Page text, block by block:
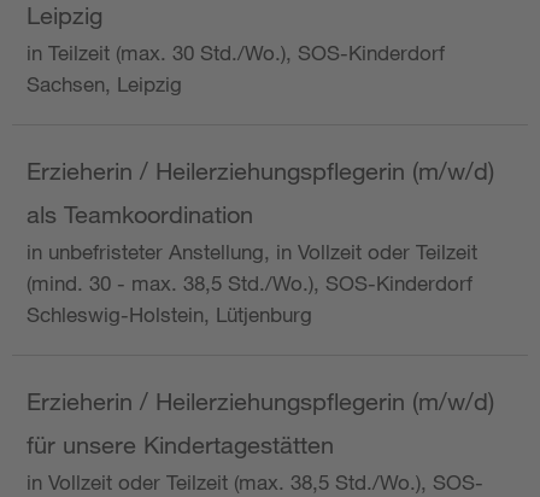
Leipzig
in Teilzeit (max. 30 Std./Wo.), SOS-Kinderdorf
Sachsen, Leipzig
Erzieherin / Heilerziehungspflegerin (m/w/d)
als Teamkoordination
in unbefristeter Anstellung, in Vollzeit oder Teilzeit
(mind. 30 - max. 38,5 Std./Wo.), SOS-Kinderdorf
Schleswig-Holstein, Lütjenburg
Erzieherin / Heilerziehungspflegerin (m/w/d)
für unsere Kindertagestätten
in Vollzeit oder Teilzeit (max. 38,5 Std./Wo.), SOS-